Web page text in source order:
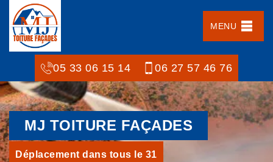
MENU
05 33 06 15 14 06 27 57 46 76
MJ TOITURE FAÇADES
Déplacement dans tous le 31